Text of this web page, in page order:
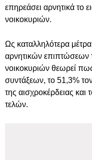
επηρεάσει αρνητικά το
νοικοκυριών.
Ως καταλληλότερα
αρνητικών επιπτώσεων
νοικοκυριών θεωρεί
συντάξεων, το 51,3%
της αισχροκέρδειας
τελών.